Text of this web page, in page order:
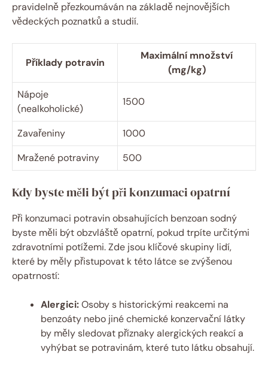
pravidelně přezkoumáván na základě nejnovějších
vědeckých poznatků a studií.
Příklady potravin
Maximální množství
(mg/kg)
Nápoje
(nealkoholické)
1500
Zavařeniny
1000
Mražené potraviny
500
Kdy byste měli být při konzumaci opatrní
Při konzumaci potravin obsahujících benzoan sodný
byste měli být obzvláště opatrní, pokud trpíte určitými
zdravotními potížemi. Zde jsou klíčové skupiny lidí,
které by měly přistupovat k této látce se zvýšenou
opatrností:
Alergici:Osoby s historickými reakcemi na
benzoáty nebo jiné chemické konzervační látky
by měly sledovat příznaky alergických reakcí a
vyhýbat se potravinám, které tuto látku obsahují.